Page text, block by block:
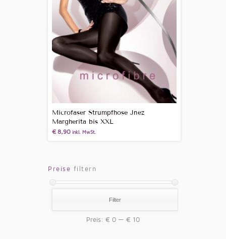
Microfaser Strumpfhose Jnez
Margherita bis XXL
€8,90 inkl. MwSt.
Preise filtern
Filter
Preis: € 0 — € 10